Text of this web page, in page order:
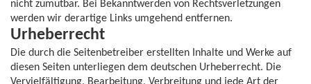
nicht zumutbar. Bei Bekanntwerden von Rechtsverletzungen
werden wir derartige Links umgehend entfernen.
Urheberrecht
Die durch die Seitenbetreiber erstellten Inhalte und Werke auf
diesen Seiten unterliegen dem deutschen Urheberrecht. Die